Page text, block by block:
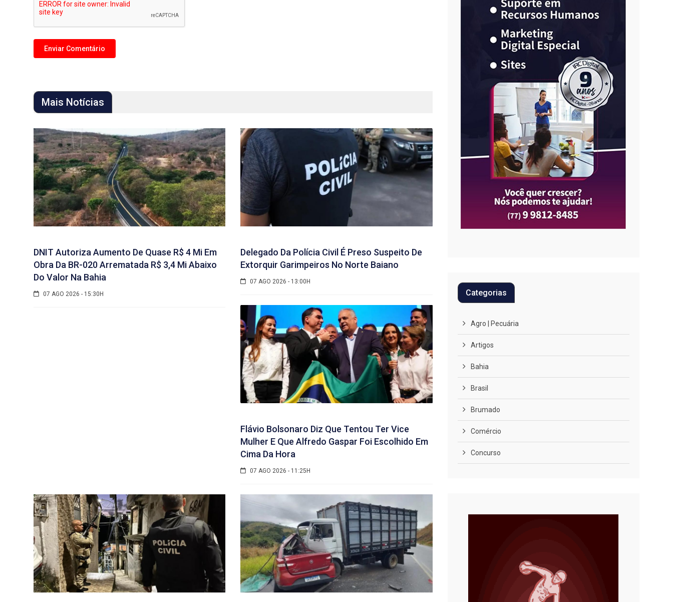
Mais Notícias
DNIT Autoriza Aumento De Quase R$ 4 Mi Em
Obra Da BR-020 Arrematada R$ 3,4 Mi Abaixo
Do Valor Na Bahia
07 AGO 2026 - 15:30H
Delegado Da Polícia Civil É Preso Suspeito De
Extorquir Garimpeiros No Norte Baiano
07 AGO 2026 - 13:00H
Flávio Bolsonaro Diz Que Tentou Ter Vice
Mulher E Que Alfredo Gaspar Foi Escolhido Em
Cima Da Hora
07 AGO 2026 - 11:25H
Categorias
Agro | Pecuária
Artigos
Bahia
Brasil
Brumado
Comércio
Concurso